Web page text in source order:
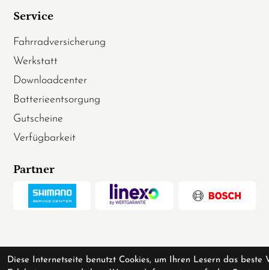
Service
Fahrradversicherung
Werkstatt
Downloadcenter
Batterieentsorgung
Gutscheine
Verfügbarkeit
Partner
Diese Internetseite benutzt Cookies, um Ihren Lesern das beste